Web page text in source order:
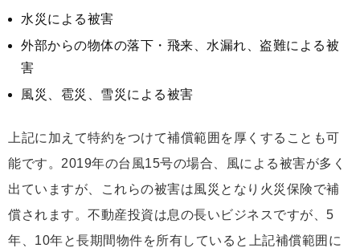
水災による被害
外部からの物体の落下・飛来、水漏れ、盗難による被
害
風災、雹災、雪災による被害
上記に加えて特約をつけて補償範囲を厚くすることも可
能です。2019年の台風15号の場合、風による被害が多く
出ていますが、これらの被害は風災となり火災保険で補
償されます。不動産投資は息の長いビジネスですが、5
年、10年と長期間物件を所有していると上記補償範囲に